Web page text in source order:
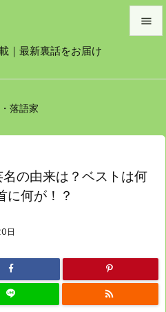
｜最新裏話をお届け

前へ
次へ
落語家
の由来は？ベストは何
に何が！？
日
